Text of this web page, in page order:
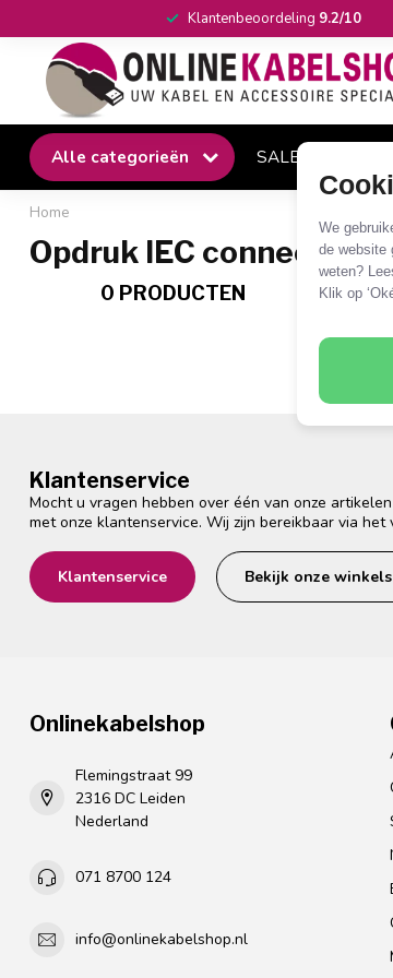
We
de website
weten?
Klik op
Klantenbeoordeling 9.2/10
Alle categorieën SALE
Home
Opdruk IEC connectoren
0 PRODUCTEN
Klantenservice
Mocht u vragen hebben over één van onze
met onze klantenservice. Wij zijn bereikbaar via het
Klantenservice Bekijk onze winkels
Onlinekabelshop
Flemingstraat 99
2316 DC Leiden
Nederland
071 8700 124
info@onlinekabelshop.nl